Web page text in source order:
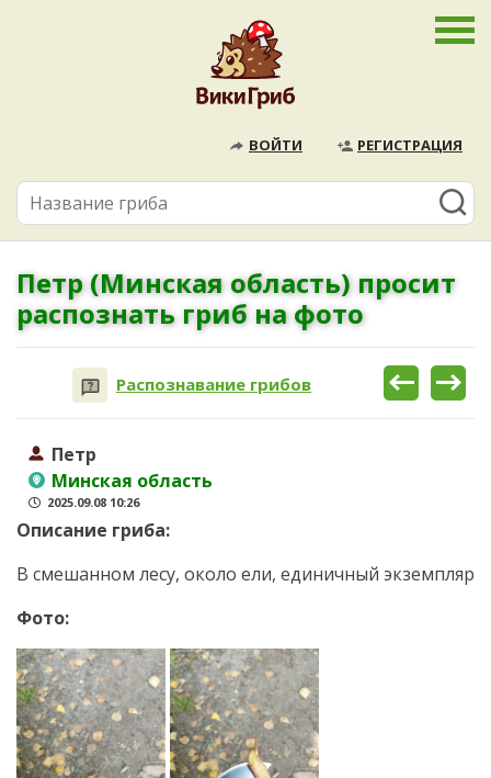
ВОЙТИ РЕГИСТРАЦИЯ
Петр (Минская область) просит
распознать гриб на фото
Распознавание грибов
Петр
Минская область
2025.09.08 10:26
Описание гриба:
В смешанном лесу, около ели, единичный экземпляр
Фото: